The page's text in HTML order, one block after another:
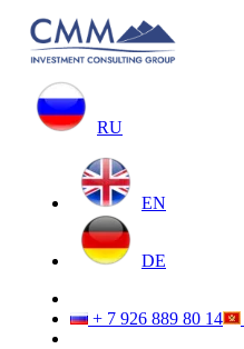
RU
EN
DE
+ 7 926 889 80 14